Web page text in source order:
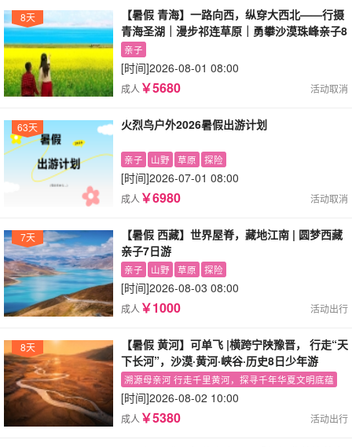
8天
【暑假 青海】一路向西，纵穿大西北——行摄
青海圣湖｜漫步祁连草原｜勇攀沙漠珠峰亲子8
日游
亲子
[时间]2026-08-01 08:00
成人 ￥5680 活动取消
63天 火烈鸟户外2026暑假出游计划
亲子 山野 草原 探险
[时间]2026-07-01 08:00
成人 ￥6980 活动取消
7天
【暑假 西藏】世界屋脊，藏地江南 | 圆梦西藏
亲子7日游
亲子 山野 草原 探险
[时间]2026-08-03 08:00
成人 ￥1000 活动出行
8天
【暑假 黄河】可单飞 |横跨宁陕豫晋， 行走“天
下长河”，沙漠·黄河·峡谷·历史8日少年游
溯源母亲河 行走千里黄河，探寻千年华夏文明底蕴
[时间]2026-08-02 10:00
成人 ￥5380 活动出行